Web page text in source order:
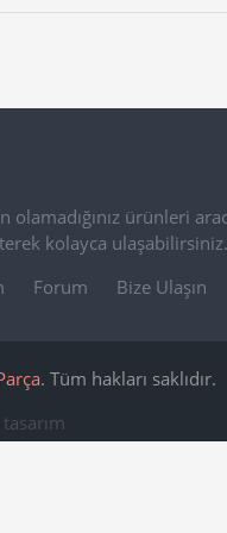
ürünleri
kolayca ulaşabilirsiniz.
Forum Bize Ulaşın
. Tüm hakları saklıdır.